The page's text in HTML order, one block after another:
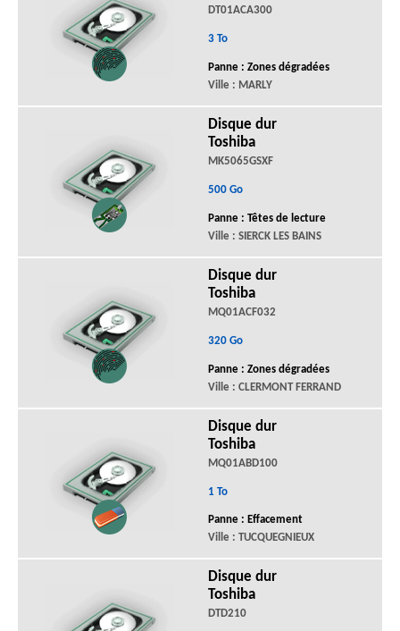
DT01ACA300
3 To
Panne : Zones dégradées
Ville : MARLY
Disque dur
Toshiba
MK5065GSXF
500 Go
Panne : Têtes de lecture
Ville : SIERCK LES BAINS
Disque dur
Toshiba
MQ01ACF032
320 Go
Panne : Zones dégradées
Ville : CLERMONT FERRAND
Disque dur
Toshiba
MQ01ABD100
1 To
Panne : Effacement
Ville : TUCQUEGNIEUX
Disque dur
Toshiba
DTD210